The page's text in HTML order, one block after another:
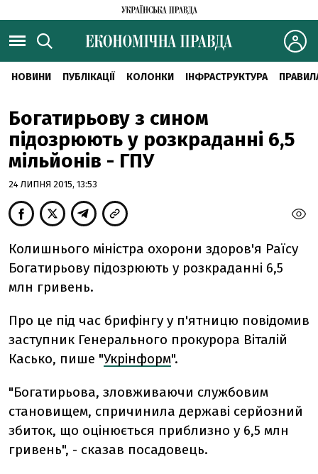
НОВИНИ ПУБЛІКАЦІЇ КОЛОНКИ ІНФРАСТРУКТУРА
Богатирьову з сином
підозрюють у розкраданні 6,5
мільйонів - ГПУ
24 ЛИПНЯ 2015, 13:53
Колишнього міністра охорони здоров'я Раїсу
Богатирьову підозрюють у розкраданні 6,5
млн гривень.
Про це під час брифінгу у п'ятницю повідомив
заступник Генерального прокурора Віталій
Касько, пише "Укрінформ".
"Богатирьова, зловживаючи службовим
становищем, спричинила державі серйозний
збиток, що оцінюється приблизно у 6,5 млн
гривень", - сказав посадовець.